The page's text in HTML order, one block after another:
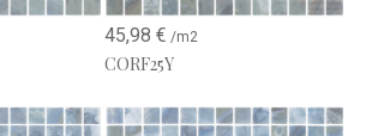
materie prime vergini
energetica del processo produttivo
45,98 € /m2
CORF25Y